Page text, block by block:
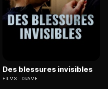
Des blessures invisibles
FILMS DRAME